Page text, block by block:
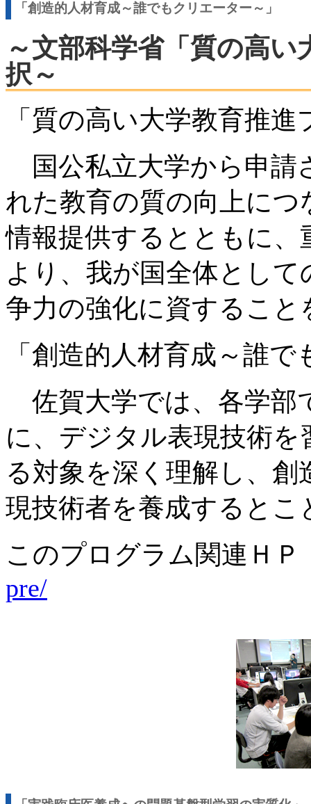
「創造的人材育成～誰でもクリエーター～」
～文部科学省「質の高
択～
「質の高い大学教育推
国公私立大学から申請
れた教育の質の向上に
情報提供するとともに
より、我が国全体とし
争力の強化に資するこ
「創造的人材育成～誰
佐賀大学では、各学部
に、デジタル表現技術
る対象を深く理解し、
現技術者を養成すると
このプログラム関連Ｈ
pre/